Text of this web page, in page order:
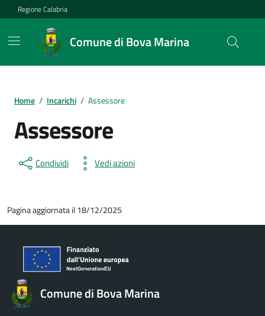
Vai ai contenuti
Vai al footer
Regione Calabria
Comune di Bova Marina
Home / Incarichi / Assessore
Assessore
Condividi Vedi azioni
Pagina aggiornata il 18/12/2025
Comune di Bova Marina